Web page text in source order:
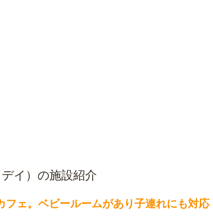
イ）の施設紹介
フェ。ベビールームがあり子連れにも対応